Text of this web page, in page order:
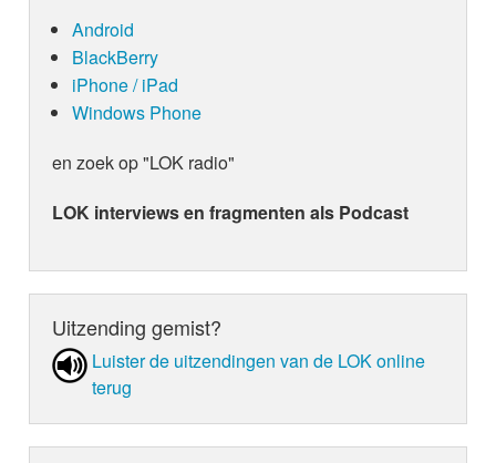
Android
BlackBerry
iPhone / iPad
Windows Phone
en zoek op "LOK radio"
LOK interviews en fragmenten als Podcast
Uitzending gemist?
Luister de uit­zen­din­gen van de LOK online
terug